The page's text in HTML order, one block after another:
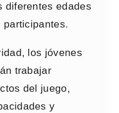
diferentes edades
los jóvenes
trabajar
del juego,
y